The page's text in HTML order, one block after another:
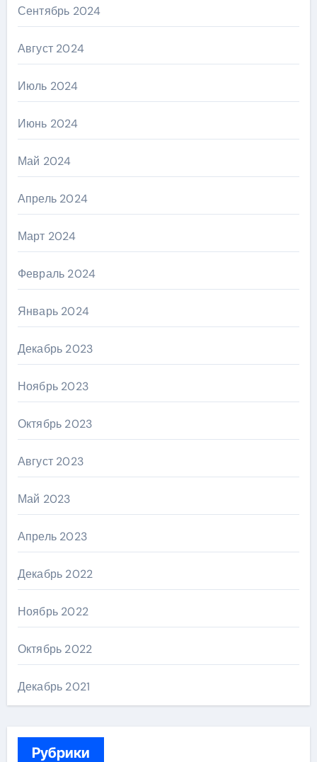
Сентябрь 2024
Август 2024
Июль 2024
Июнь 2024
Май 2024
Апрель 2024
Март 2024
Февраль 2024
Январь 2024
Декабрь 2023
Ноябрь 2023
Октябрь 2023
Август 2023
Май 2023
Апрель 2023
Декабрь 2022
Ноябрь 2022
Октябрь 2022
Декабрь 2021
Рубрики